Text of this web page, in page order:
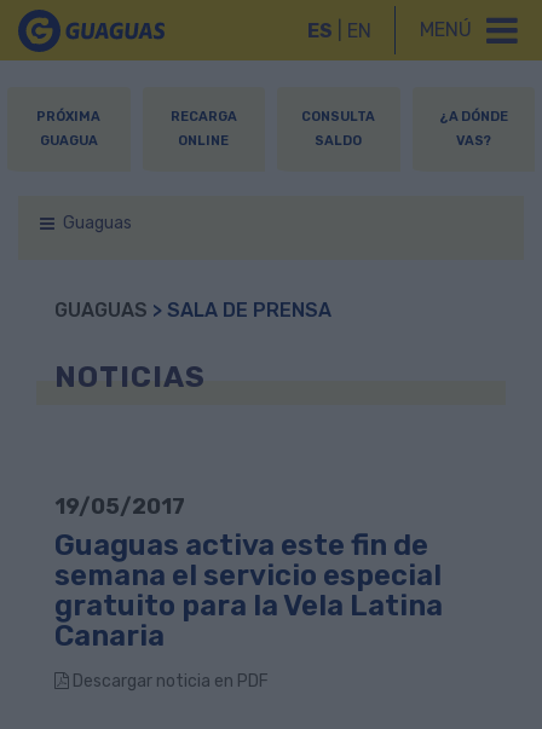
MENÚ
ES EN
PRÓXIMA
GUAGUA
RECARGA
ONLINE
CONSULTA
SALDO
¿A DÓNDE
VAS?
Guaguas
GUAGUAS > SALA DE PRENSA
NOTICIAS
19/05/2017
Guaguas activa este fin de
semana el servicio especial
gratuito para la Vela Latina
Canaria
Descargar noticia en PDF